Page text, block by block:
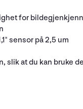
for
sensor på 2,5 um
slik at du kan bruke